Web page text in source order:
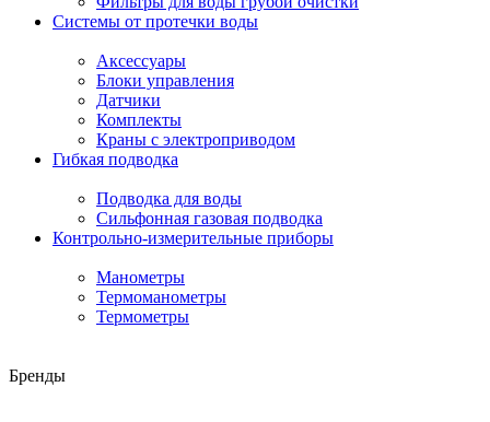
Системы от протечки воды
Аксессуары
Блоки управления
Датчики
Комплекты
Краны с электроприводом
Гибкая подводка
Подводка для воды
Сильфонная газовая подводка
Контрольно-измерительные приборы
Манометры
Термоманометры
Термометры
Бренды